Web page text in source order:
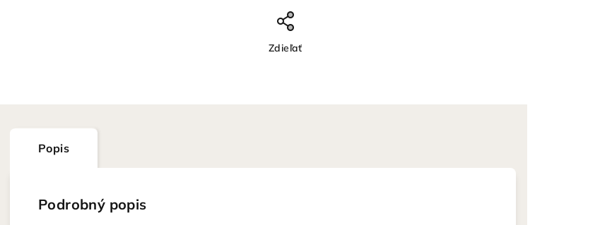
Zdieľať
Popis
Podrobný popis